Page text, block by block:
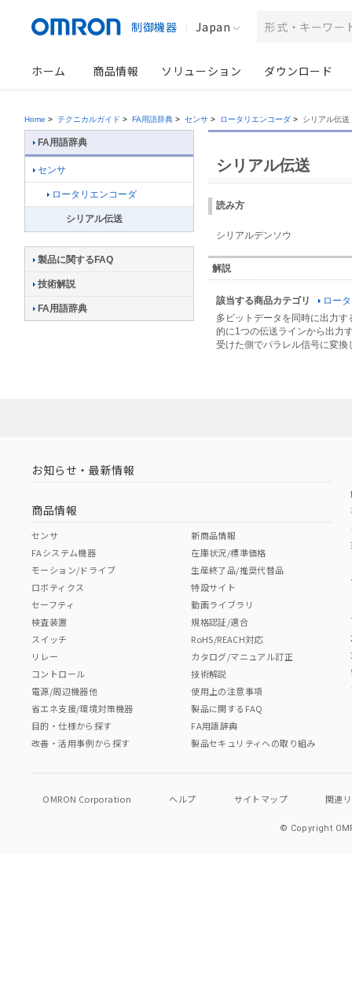
制御機器 Japan
ホーム 商品情報 ソリューション ダウンロード
Home > テクニカルガイド > FA用語辞典 > センサ > ロータリエンコーダ > シリアル伝送
シリアル伝送
読み方
シリアルデンソウ
解説
該当する商品カテゴリ
ロー
多ビットデータを同時に出力
的に1つの伝送ラインから出力
受けた側でパラレル信号に変換
FA用語辞典
センサ
ロータリエンコーダ
シリアル伝送
製品に関するFAQ
技術解説
FA用語辞典
お知らせ・最新情報
商品情報
センサ
FAシステム機器
モーション/ドライブ
ロボティクス
セーフティ
検査装置
スイッチ
リレー
コントロール
電源/周辺機器他
省エネ支援/環境対策機器
目的・仕様から探す
改善・活用事例から探す
新商品情報
在庫状況/標準価格
生産終了品/推奨代替品
特設サイト
動画ライブラリ
規格認証/適合
RoHS/REACH対応
カタログ/マニュアル訂正
技術解説
使用上の注意事項
製品に関するFAQ
FA用語辞典
製品セキュリティへの取り組み
OMRON Corporation ヘルプ サイトマップ 関連
© Copyright